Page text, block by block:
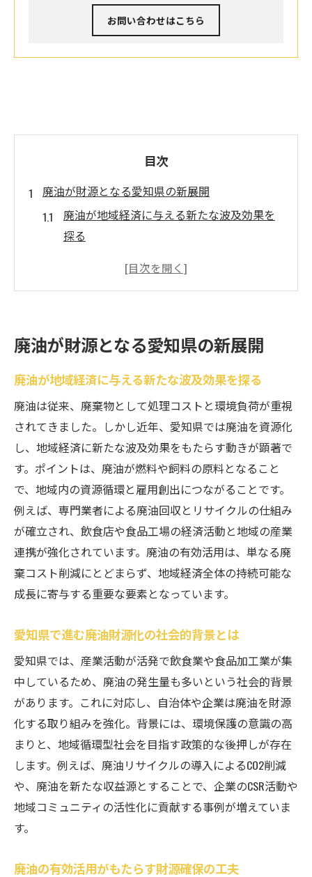
お問い合わせはこちら
目次
廃油が財源となる愛知県の新展開
廃油が地域経済に与える新たな波及効果を
探る
愛知県で進む廃油財源化の社会的背景とは
愛知県独自の廃油政策が注目される理由
環境保護と経済性を両立する廃油活用術
廃油再利用で実現する環境保護とコスト削
減
経済効果を高める廃油活用のポイントとは
廃油活用がSDGsにどのように貢献するか
廃油による持続可能な経済性の追求方法
環境配慮型の廃油活用がもたらすメリット
廃油活用術で社会的責任を果たす方法
地域循環に貢献する廃油リサイクルの今
廃油リサイクルが地域循環型社会に果たす
廃油の回収から再資源化までの流れを解説
地域で支持される廃油リサイクルの実情
廃油リサイクルによる地域経済の活性化
廃油が循環型社会に貢献する理由とは
持続可能な廃油リサイクルの最新動向
サステナビリティ視点で見る廃油の役割
サステナビリティ促進に欠かせない廃油の
価値
方
廃油が財源となる愛知県の新展開
廃油が地域経済に与える新たな波及効果を探る
廃油は従来、廃棄物として処理コストと環境負荷が重視
されてきました。しかし近年、愛知県では廃油を資源化
し、地域経済に新たな波及効果をもたらす動きが顕著で
す。ポイントは、廃油が燃料や飼料の原料となること
で、地域内の資源循環と雇用創出につながることです。
例えば、専門業者による廃油回収とリサイクルの仕組み
が確立され、飲食店や食品工場の経済活動と地域の産業
連携が強化されています。廃油の有効活用は、単なる廃
棄コスト削減にとどまらず、地域経済全体の持続可能な
成長に寄与する重要な要素となっています。
愛知県で進む廃油財源化の社会的背景とは
愛知県では、産業活動が活発で飲食業や食品加工業が集
中しているため、廃油の発生量も多いという社会的背景
があります。これに対応し、自治体や企業は廃油を財源
化する取り組みを強化。背景には、環境保護の意識の高
まりと、地域循環型社会を目指す政策的な後押しが存在
します。例えば、廃油リサイクルの導入によるCO2削減
や、廃油を新たな収益源とすることで、企業のCSR活動や
地域コミュニティの活性化に貢献する事例が増えていま
す。
廃油の有効活用がもたらす財源確保の工夫